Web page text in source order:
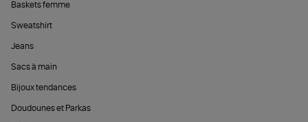
Baskets femme
Sweatshirt
Jeans
Sacs à main
Bijoux tendances
Doudounes et Parkas